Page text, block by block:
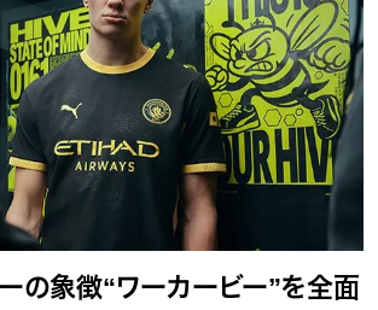
の象徴“ワーカービー”を全面